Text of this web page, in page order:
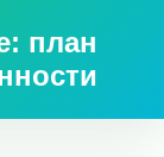
план